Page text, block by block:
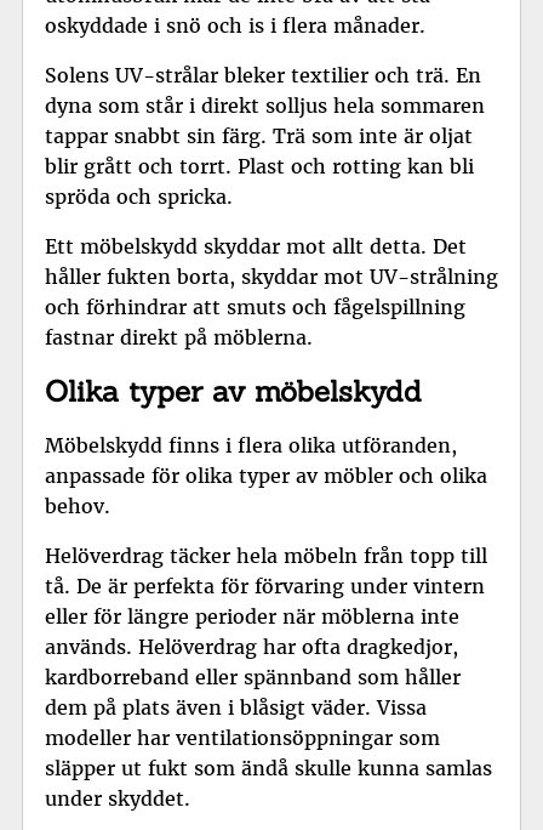
oskyddade i snö och is i flera månader.
Solens UV-strålar bleker textilier och trä. En
dyna som står i direkt solljus hela sommaren
tappar snabbt sin färg. Trä som inte är oljat
blir grått och torrt. Plast och rotting kan bli
spröda och spricka.
Ett möbelskydd skyddar mot allt detta. Det
håller fukten borta, skyddar mot UV-strålning
och förhindrar att smuts och fågelspillning
fastnar direkt på möblerna.
Olika typer av möbelskydd
Möbelskydd finns i flera olika utföranden,
anpassade för olika typer av möbler och olika
behov.
Helöverdrag täcker hela möbeln från topp till
tå. De är perfekta för förvaring under vintern
eller för längre perioder när möblerna inte
används. Helöverdrag har ofta dragkedjor,
kardborreband eller spännband som håller
dem på plats även i blåsigt väder. Vissa
modeller har ventilationsöppningar som
släpper ut fukt som ändå skulle kunna samlas
under skyddet.